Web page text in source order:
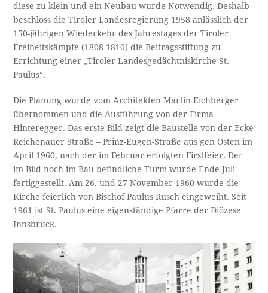
diese zu klein und ein Neubau wurde Notwendig. Deshalb
beschloss die Tiroler Landesregierung 1958 anlässlich der
150-jährigen Wiederkehr des Jahrestages der Tiroler
Freiheitskämpfe (1808-1810) die Beitragsstiftung zu
Errichtung einer „Tiroler Landesgedächtniskirche St.
Paulus“.
Die Planung wurde vom Architekten Martin Eichberger
übernommen und die Ausführung von der Firma
Hinteregger. Das erste Bild zeigt die Baustelle von der Ecke
Reichenauer Straße – Prinz-Eugen-Straße aus gen Osten im
April 1960, nach der im Februar erfolgten Firstfeier. Der
im Bild noch im Bau befindliche Turm wurde Ende Juli
fertiggestellt. Am 26. und 27 November 1960 wurde die
Kirche feierlich von Bischof Paulus Rusch eingeweiht. Seit
1961 ist St. Paulus eine eigenständige Pfarre der Diözese
Innsbruck.